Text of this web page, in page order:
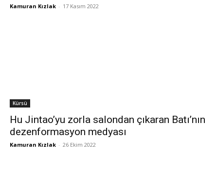
Kamuran Kızlak - 17 Kasım 2022
Kürsü
Hu Jintao’yu zorla salondan çıkaran Batı’nın
dezenformasyon medyası
Kamuran Kızlak - 26 Ekim 2022